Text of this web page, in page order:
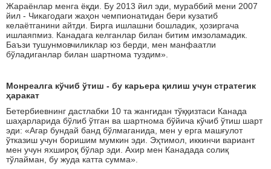
Жараёнлар менга ёқди. Бу 2013 йил эди, мураббий мени 2007
йил - Чикагодаги жаҳон чемпионатидан бери кузатиб
келаётганини айтди. Бирга ишлашни бошладик, ҳозиргача
ишлаяпмиз. Канадага келганлар билан битим имзоламадик.
Баъзи тушунмовчиликлар юз берди, мен манфаатли
бўладиганлар билан шартнома туздим».
Монреалга кўчиб ўтиш - бу карьера қилиш учун стратегик
ҳаракат
Бетербиевнинг дастлабки 10 та жангидан тўққизтаси Канада
шаҳарларида бўлиб ўтган ва шартнома бўйича кўчиб ўтиш шарт
эди: «Агар бундай банд бўлмаганида, мен у ерга машғулот
ўтказиш учун боришим мумкин эди. Эҳтимол, иккинчи вариант
мен учун яхшироқ бўлар эди. Ахир мен Канадада солиқ
тўлайман, бу жуда катта сумма».